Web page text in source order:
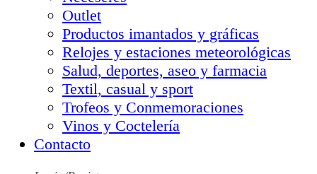
Outlet
Productos imantados y gráficas
Relojes y estaciones meteorológicas
Salud, deportes, aseo y farmacia
Textil, casual y sport
Trofeos y Conmemoraciones
Vinos y Coctelería
Contacto